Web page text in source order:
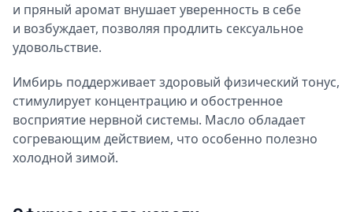
и пряный аромат внушает уверенность в себе
и возбуждает, позволяя продлить сексуальное
удовольствие.
Имбирь поддерживает здоровый физический тонус,
стимулирует концентрацию и обостренное
восприятие нервной системы. Масло обладает
согревающим действием, что особенно полезно
холодной зимой.